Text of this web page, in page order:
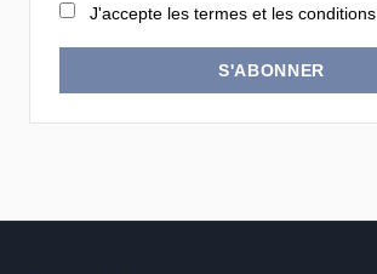
J'accepte les termes et les conditions
S'ABONNER